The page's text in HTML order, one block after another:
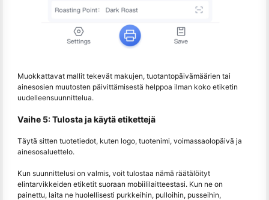
Muokkattavat mallit tekevät makujen, tuotantopäivämäärien tai
ainesosien muutosten päivittämisestä helppoa ilman koko etiketin
uudelleensuunnittelua.
Vaihe 5: Tulosta ja käytä etikettejä
Täytä sitten tuotetiedot, kuten logo, tuotenimi, voimassaolopäivä ja
ainesosaluettelo.
Kun suunnittelusi on valmis, voit tulostaa nämä räätälöityt
elintarvikkeiden etiketit suoraan mobiililaitteestasi. Kun ne on
painettu, laita ne huolellisesti purkkeihin, pulloihin, pusseihin,